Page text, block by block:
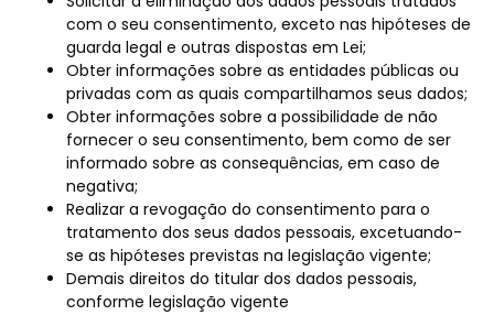
com o seu consentimento, exceto nas hipóteses de
guarda legal e outras dispostas em Lei;
Obter informações sobre as entidades públicas ou
privadas com as quais compartilhamos seus dados;
Obter informações sobre a possibilidade de não
fornecer o seu consentimento, bem como de ser
informado sobre as consequências, em caso de
negativa;
Realizar a revogação do consentimento para o
tratamento dos seus dados pessoais, excetuando-
se as hipóteses previstas na legislação vigente;
Demais direitos do titular dos dados pessoais,
conforme legislação vigente